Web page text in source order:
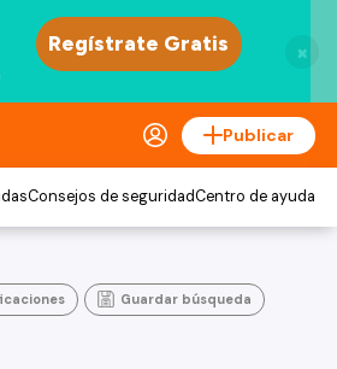
×
Publicar
Consejos de seguridadCentro de ayuda
Guardar búsqueda